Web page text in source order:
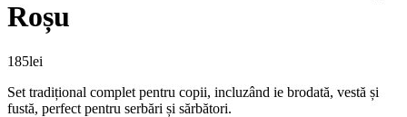
Roșu
185lei
Set tradițional complet pentru copii, incluzând ie brodată, vestă și
fustă, perfect pentru serbări și sărbători.